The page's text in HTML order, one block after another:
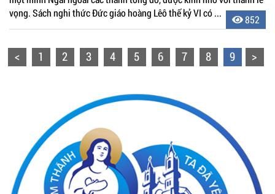
vọng. Sách nghi thức Đức giáo hoàng Lêô thế kỷ VI có ...
852
< 1 2 3 4 5 6 7 8 9 >